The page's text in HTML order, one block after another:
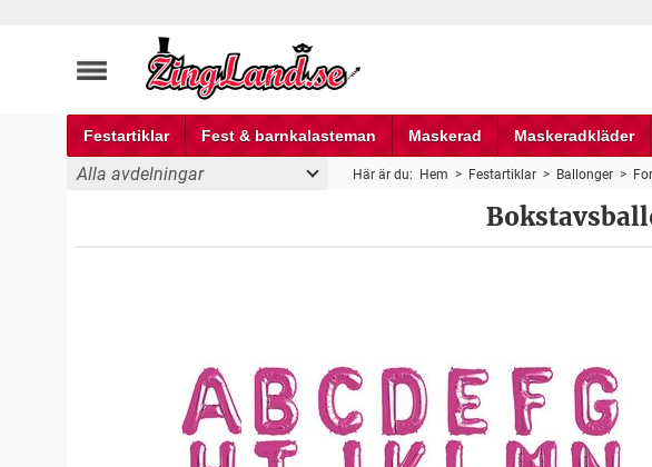
Festartiklar Fest & barnkalasteman Maskerad Maskeradkläder
Alla avdelningar Här är du: Hem > Festartiklar> Ballonger>